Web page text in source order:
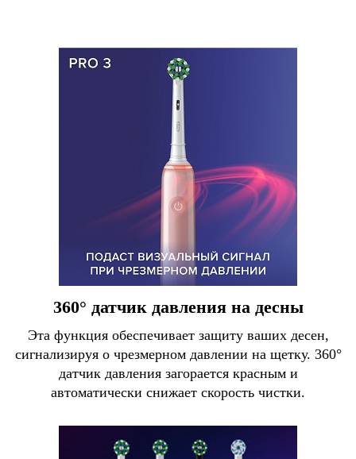
360° датчик давления на десны
Эта функция обеспечивает защиту ваших десен,
сигнализируя о чрезмерном давлении на щетку. 360°
датчик давления загорается красным и
автоматически снижает скорость чистки.